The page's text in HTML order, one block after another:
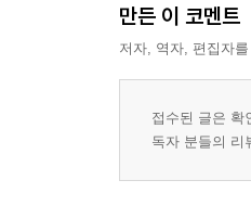
이상룡 ‘임정’ 국
대학교수의 학점
평생 모은 장서
글쓰기를 마치면
만든 이 코멘트
저자, 역자, 편집자
접수된 글은 확
독자 분들의 리